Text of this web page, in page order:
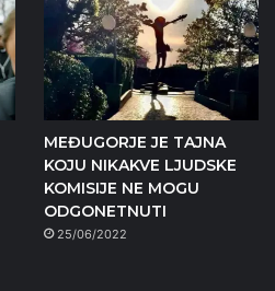
MEĐUGORJE JE TAJNA
KOJU NIKAKVE LJUDSKE
KOMISIJE NE MOGU
ODGONETNUTI
25/06/2022